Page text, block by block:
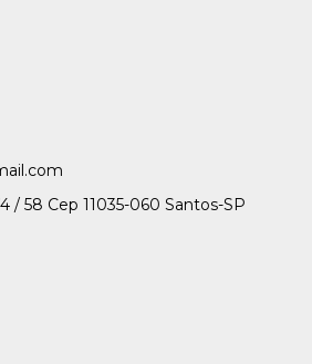
/ 58 Cep 11035-060 Santos-SP